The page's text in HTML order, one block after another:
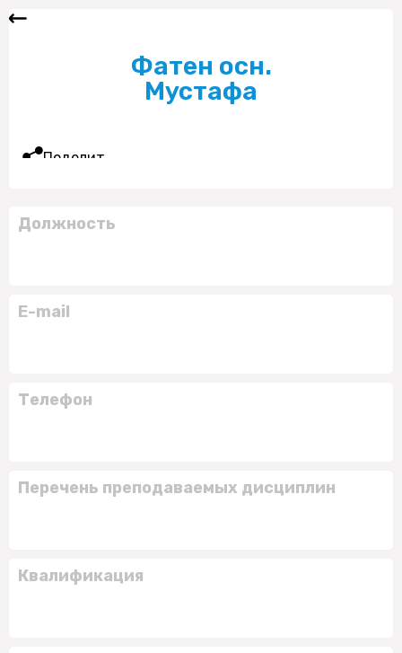
Фатен осн.
Мустафа
Поделиться
Должность
E-mail
Телефон
Перечень преподаваемых дисциплин
Квалификация